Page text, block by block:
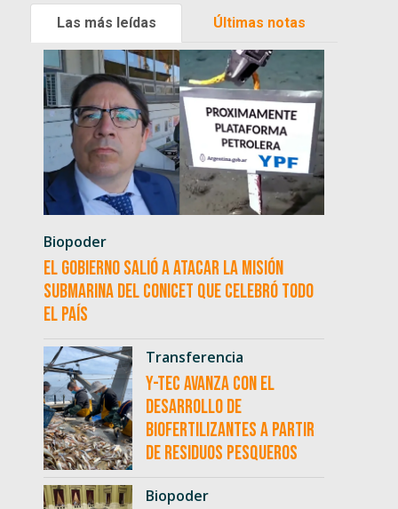
Las más leídas Últimas notas
Biopoder
El Gobierno salió a atacar la misión
submarina del CONICET que celebró todo
el país
Transferencia
Y-TEC avanza con el
desarrollo de
biofertilizantes a partir
de residuos pesqueros
Biopoder